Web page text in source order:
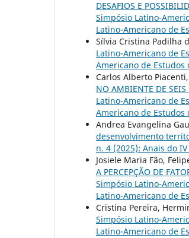
DESAFIOS E
Simpósio Latino-
Latino-Americano de
Sílvia Cristina Padilha
Latino-Americano de
Americano de Estudos
Carlos Alberto
NO AMBIENTE DE
Latino-Americano de
Americano de Estudos
Andrea Evangelina
desenvolvimento
n. 4 (2025): Anais do
Josiele Maria Fão,
A PERCEPÇÃO DE
Simpósio Latino-
Latino-Americano de
Cristina Pereira,
Simpósio Latino-
Latino-Americano de